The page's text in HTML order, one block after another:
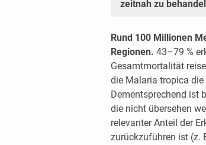
zeitnah zu
Rund 100 Millionen
Regionen. 43–79 %
Gesamtmortalität
die Malaria tropica
Dementsprechend ist
die nicht übersehen
relevanter Anteil der
zurückzuführen ist (z.